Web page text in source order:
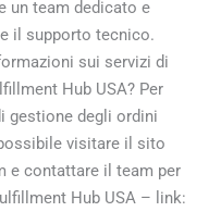
un team dedicato e
il supporto tecnico.
sui servizi di
Hub USA? Per
gestione degli ordini
visitare il sito
e contattare il team per
Hub USA – link: